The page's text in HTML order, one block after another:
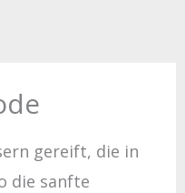
gereift, die in
die sanfte